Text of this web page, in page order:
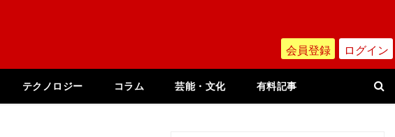
会員登録 ログイン
テクノロジー コラム 芸能・文化 有料記事